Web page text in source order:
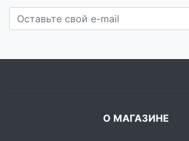
О МАГАЗИНЕ